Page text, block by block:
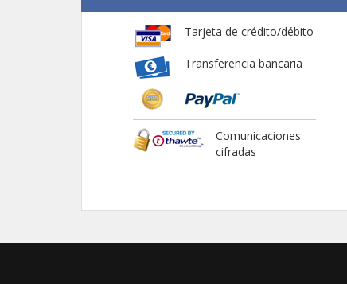
Tarjeta de crédito/débito
Transferencia bancaria
Comunicaciones
cifradas